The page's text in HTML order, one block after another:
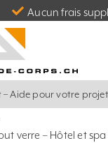
Aucun frais
– Aide pour votre projet
verre – Hôtel et spa